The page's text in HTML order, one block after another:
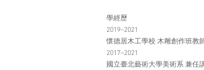
學經歷
2019–2021
懷德居木工學校 木雕創作班教
2017–2021
國立臺北藝術大學美術系 兼任